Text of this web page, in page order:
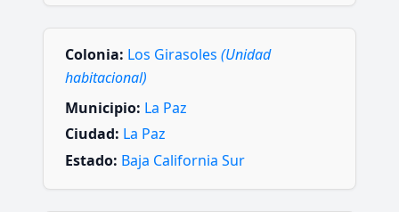
Colonia: Los Girasoles (Unidad
habitacional)
Municipio: La Paz
Ciudad: La Paz
Estado: Baja California Sur